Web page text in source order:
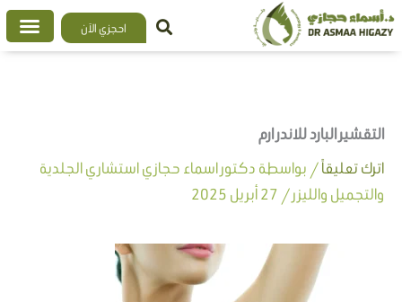
تخطي
إلى
احجزي الآن
التقشير البارد للاندر ارم
اترك تعليقاً/ بواسطة دكتور اسماء حجازي استشاري الجلدية
والتجميل والليزر/ 27 أبريل 2025